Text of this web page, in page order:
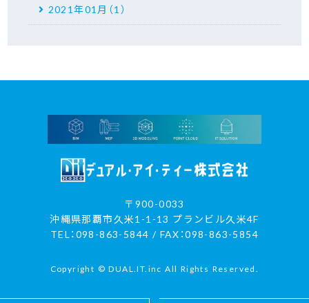
2021年01月（1）
〒900-0033
沖縄県那覇市久米1-1-13 プランビル久米4F
TEL：098-863-5844 / FAX：098-863-5854
Copyright © DUAL.IT.inc All Rights Reserved.